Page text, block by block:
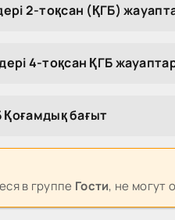
2-тоқсан (ҚГБ)
4-тоқсан ҚГБ
Қоғамдық бағыт
в группе Гости, не могут